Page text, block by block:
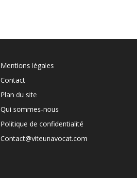
Mentions légales
Contact
Plan du site
Qui sommes-nous
Politique de confidentialité
Contact@viteunavocat.com